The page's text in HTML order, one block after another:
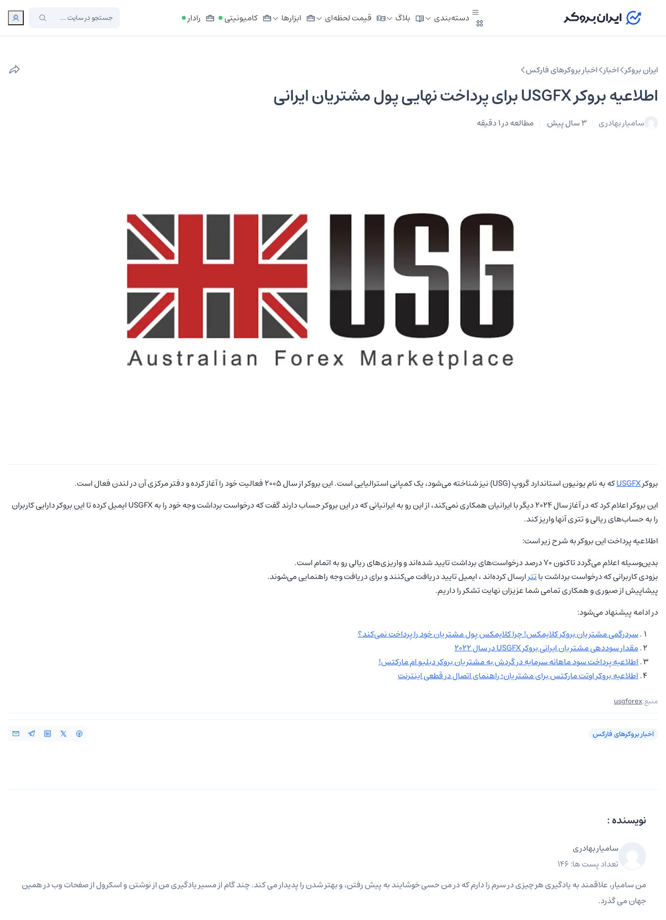
دسته‌بندی بلاگ قیمت لحظه‌ای ابزار‌ها کامیونیتی رادار
ایران بروکر اخبار اخبار بروکرهای فارکس
اطلاعیه بروکر USGFX برای پرداخت نهایی پول مشتریان ایرانی
سامیار بهادری 3 سال پیش مطالعه در 1 دقیقه
بروکرUSGFXکه به نام یونیون استاندارد گروپ (USG) نیز شناخته می‌شود، یک کمپانی استرالیایی است. این بروکر از سال ۲۰۰۵ فعالیت خود را آغاز کرده و دفتر مرکزی آن در لندن فعال است.
این بروکر اعلام کرد که در آغاز سال ۲۰۲۴ دیگر با ایرانیان همکاری نمی‌کند، از این رو به ایرانیانی که در این بروکر حساب دارند گفت که درخواست برداشت وجه خود را به USGFX ایمیل کرده تا این بروکر دارایی کاربران
را به حساب‌های ریالی و تتری آنها واریز کند.
اطلاعیه پرداخت این بروکر به شرح زیر است:
بدین‌وسیله اعلام می‌گردد تاکنون ۷۰ درصد درخواست‌های برداشت تایید شده‌اند و واریزی‌های ریالی رو به اتمام است.
بزودی کاربرانی که درخواست برداشت باتترارسال کرده‌اند ، ایمیل تایید دریافت می‌کنند و برای دریافت وجه راهنمایی می‌شوند.
پیشاپیش از صبوری و همکاری تمامی شما عزیزان نهایت تشکر را داریم.
در ادامه پیشنهاد می‌شود:
سردرگمی مشتریان بروکر کلایمکس! چرا کلایمکس پول مشتریان خود را پرداخت نمی‌کند؟
مقدار سوددهی مشتریان ایرانی بروکر USGFX در سال 2022
اطلاعیه پرداخت سود ماهانه سرمایه در گردش به مشتریان بروکر دبلیو ام مارکتس!
اطلاعیه بروکر اوتت مارکتس برای مشتریان؛ راهنمای اتصال در قطعی اینترنت
منبع:usgforex
اخبار بروکرهای فارکس
نویسنده :
سامیار بهادری
تعداد پست ها: 146
من سامیار، علاقمند به یادگیری هر چیزی در سرم را دارم که در من حسی خوشایند به پیش رفتن، و بهتر شدن را پدیدار می کند. چند گام از مسیر یادگیری من از نوشتن و اسکرول از صفحات وب در همین
جهان می گذرد.